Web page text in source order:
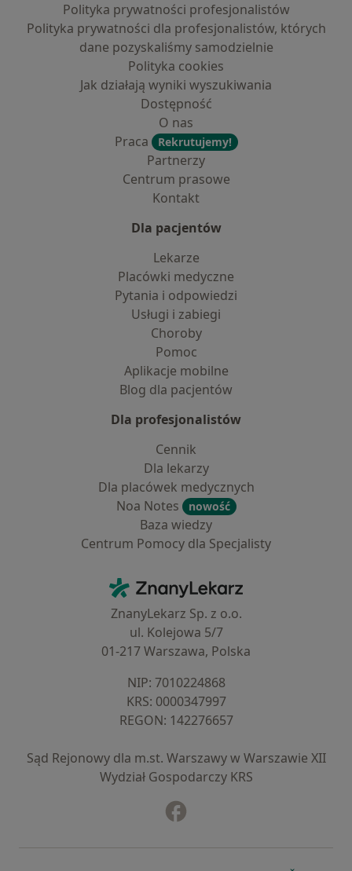
Polityka prywatności profesjonalistów
Polityka prywatności dla profesjonalistów, których
dane pozyskaliśmy samodzielnie
Polityka cookies
Jak działają wyniki wyszukiwania
Dostępność
O nas
Praca
Rekrutujemy!
Partnerzy
Centrum prasowe
Kontakt
Dla pacjentów
Lekarze
Placówki medyczne
Pytania i odpowiedzi
Usługi i zabiegi
Choroby
Pomoc
Aplikacje mobilne
Blog dla pacjentów
Dla profesjonalistów
Cennik
Dla lekarzy
Dla placówek medycznych
Noa Notes
nowość
Baza wiedzy
Centrum Pomocy dla Specjalisty
ZnanyLekarz - Strona główna
ZnanyLekarz Sp. z o.o.
ul. Kolejowa 5/7
01-217 Warszawa, Polska
NIP: ⁠7010224868
KRS: ⁠0000347997
REGON: ⁠142276657
Sąd Rejonowy dla m.st. Warszawy w Warszawie XII
Wydział Gospodarczy KRS